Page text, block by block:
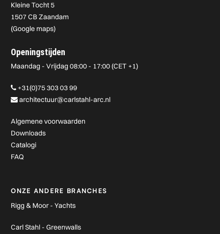
Kleine Tocht 5
1507 CB Zaandam
(Google maps)
Openingstijden
Maandag - Vrijdag 08:00 - 17:00 (CET +1)
+31(0)75 303 03 99
architectuur@carlstahl-arc.nl
Algemene voorwaarden
Downloads
Catalogi
FAQ
ONZE ANDERE BRANCHES
Rigg & Moor - Yachts
Carl Stahl - Greenwalls